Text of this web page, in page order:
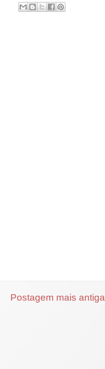
Postagem mais antiga